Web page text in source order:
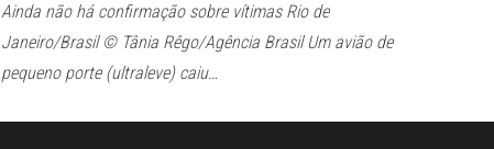
Ainda não há confirmação sobre vítimas Rio de
Janeiro/Brasil © Tânia Rêgo/Agência Brasil Um avião de
pequeno porte (ultraleve) caiu…